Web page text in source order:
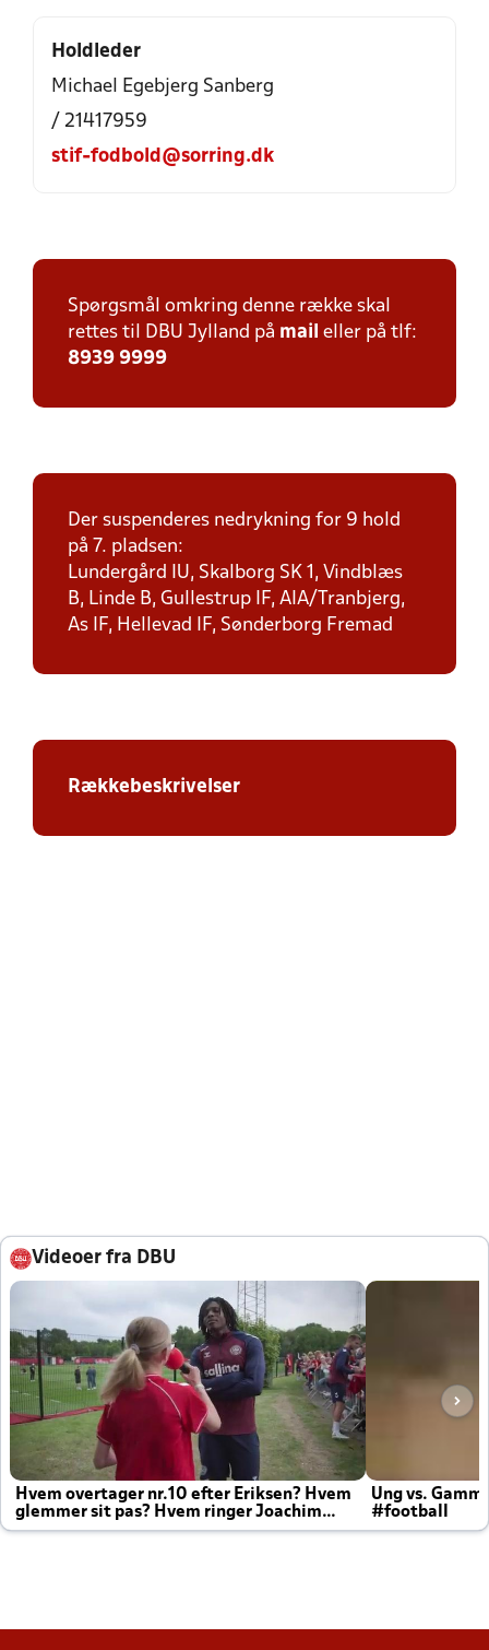
Holdleder
Michael Egebjerg Sanberg
/ 21417959
stif-fodbold@sorring.dk
Spørgsmål omkring denne række skal
rettes til DBU Jylland på mail eller på tlf:
8939 9999
Der suspenderes nedrykning for 9 hold
på 7. pladsen:
Lundergård IU, Skalborg SK 1, Vindblæs
B, Linde B, Gullestrup IF, AIA/Tranbjerg,
As IF, Hellevad IF, Sønderborg Fremad
Rækkebeskrivelser
Videoer fra DBU
Hvem overtager nr.10 efter Eriksen? Hvem
glemmer sit pas? Hvem ringer Joachim
altid til efter kampe?
Ung vs.
#football